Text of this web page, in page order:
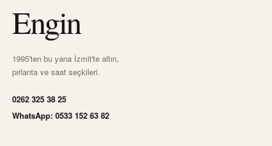
Engin
1995'ten bu yana İzmit'te altın,
pırlanta ve saat seçkileri.
0262 325 38 25
WhatsApp: 0533 152 63 82